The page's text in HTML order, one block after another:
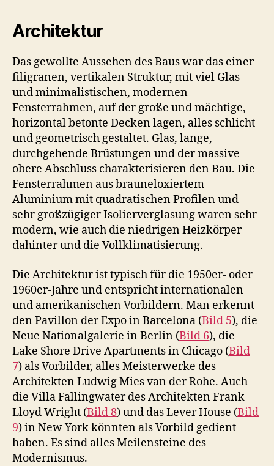
Architektur
Das gewollte Aussehen des Baus war das einer
filigranen, vertikalen Struktur, mit viel Glas
und minimalistischen, modernen
Fensterrahmen, auf der große und mächtige,
horizontal betonte Decken lagen, alles schlicht
und geometrisch gestaltet. Glas, lange,
durchgehende Brüstungen und der massive
obere Abschluss charakterisieren den Bau. Die
Fensterrahmen aus brauneloxiertem
Aluminium mit quadratischen Profilen und
sehr großzügiger Isolierverglasung waren sehr
modern, wie auch die niedrigen Heizkörper
dahinter und die Vollklimatisierung.
Die Architektur ist typisch für die 1950er- oder
1960er-Jahre und entspricht internationalen
und amerikanischen Vorbildern. Man erkennt
den Pavillon der Expo in Barcelona (Bild 5), die
Neue Nationalgalerie in Berlin (Bild 6), die
Lake Shore Drive Apartments in Chicago (Bild
7) als Vorbilder, alles Meisterwerke des
Architekten Ludwig Mies van der Rohe. Auch
die Villa Fallingwater des Architekten Frank
Lloyd Wright (Bild 8) und das Lever House (Bild
9) in New York könnten als Vorbild gedient
haben. Es sind alles Meilensteine des
Modernismus.